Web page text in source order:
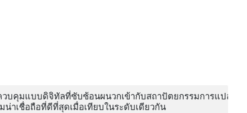
บคุมแบบดิจิทัลที่ซับซ้อนผนวกเข้ากับสถาปัตยกรรมการแปลง
าเชื่อถือที่ดีที่สุดเมื่อเทียบในระดับเดียวกัน